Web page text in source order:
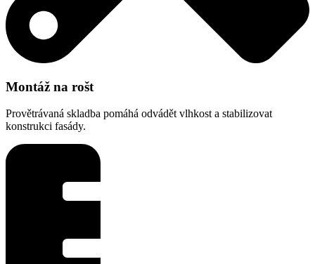
Montáž na rošt
Provětrávaná skladba pomáhá odvádět vlhkost a stabilizovat
konstrukci fasády.